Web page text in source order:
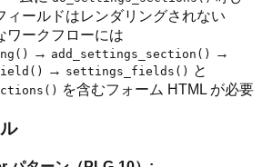
ールドはレンダリングされない
ワークフローには
→ add_settings_section() →
→ settings_fields() と
を含むフォーム HTML が必要